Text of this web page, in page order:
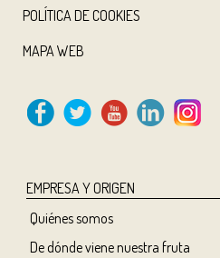
POLÍTICA DE COOKIES
MAPA WEB
EMPRESA Y ORIGEN
Quiénes somos
De dónde viene nuestra fruta